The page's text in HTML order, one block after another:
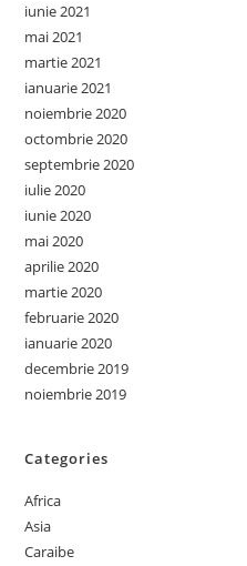
iunie 2021
mai 2021
martie 2021
ianuarie 2021
noiembrie 2020
octombrie 2020
septembrie 2020
iulie 2020
iunie 2020
mai 2020
aprilie 2020
martie 2020
februarie 2020
ianuarie 2020
decembrie 2019
noiembrie 2019
Categories
Africa
Asia
Caraibe